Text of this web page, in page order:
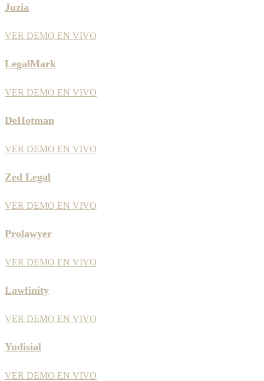
Juzia
VER DEMO EN VIVO
LegalMark
VER DEMO EN VIVO
DeHotman
VER DEMO EN VIVO
Zed Legal
VER DEMO EN VIVO
Prolawyer
VER DEMO EN VIVO
Lawfinity
VER DEMO EN VIVO
Yudisial
VER DEMO EN VIVO